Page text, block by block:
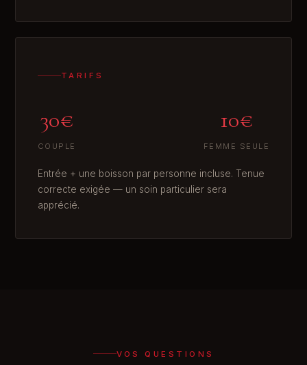
TARIFS
30€
COUPLE
10€
FEMME SEULE
Entrée + une boisson par personne incluse. Tenue
correcte exigée — un soin particulier sera
apprécié.
VOS QUESTIONS